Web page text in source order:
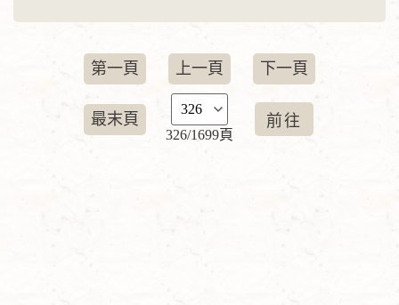
第一頁 上一頁 下一頁
最末頁
326/1699頁